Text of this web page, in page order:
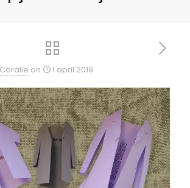
Coralie on 1 april 2019